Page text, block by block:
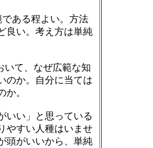
ある程よい。方法
良い。考え方は単純
いて、なぜ広範な知
のか。自分に当ては
か。
いい」と思っている
やすい人種はいませ
頭がいいから、単純